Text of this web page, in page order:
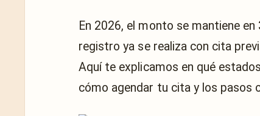
En 2026, el monto se mantiene en
registro ya se realiza con cita
Aquí te explicamos en qué
cómo agendar tu cita y los pasos